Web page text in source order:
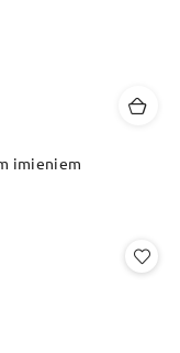
imieniem